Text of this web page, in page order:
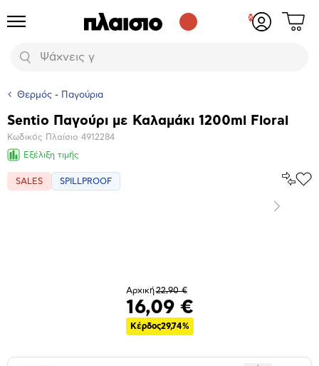
Προϊόντα
Αναζήτηση
Δες
Θερμός - Παγούρια
Βασικά
χαρακτηριστικά
Sentio Παγούρι με Καλαμάκι 1200ml Floral
Κωδικός Πλαίσιο 4912284
Εξέλιξη τιμής
SALES SPILLPROOF
Επόμενο
Αρχική22,90 €
16,09 €
Κέρδος29,74%